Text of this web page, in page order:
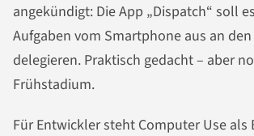
angekündigt: Die App „Dispatch“ soll
Aufgaben vom Smartphone aus an
delegieren. Praktisch gedacht – aber
Frühstadium.
Für Entwickler steht Computer Use als